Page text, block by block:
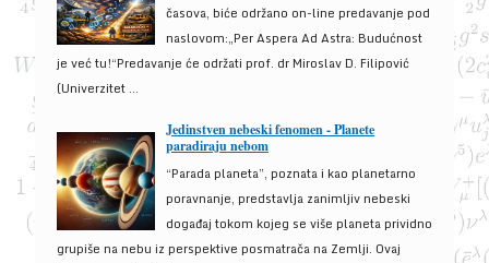
časova, biće održano on-line predavanje pod
naslovom:„Per Aspera Ad Astra: Budućnost
je već tu!“Predavanje će održati prof. dr Miroslav D. Filipović
(Univerzitet ...
Jedinstven nebeski fenomen - Planete
paradiraju nebom
“Parada planeta”, poznata i kao planetarno
poravnanje, predstavlja zanimljiv nebeski
događaj tokom kojeg se više planeta prividno
grupiše na nebu iz perspektive posmatrača na Zemlji. Ovaj